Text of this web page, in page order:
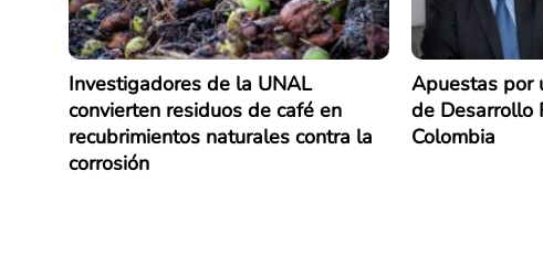
Investigadores de la UNAL
convierten residuos de café en
recubrimientos naturales contra la
corrosión
Apuestas por
de Desarrollo
Colombia